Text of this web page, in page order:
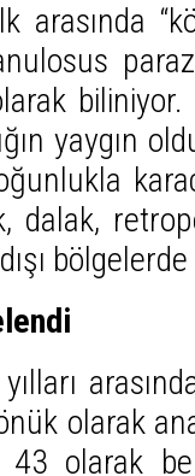
arasında
yaygın
dalak,
olarak
43 olarak